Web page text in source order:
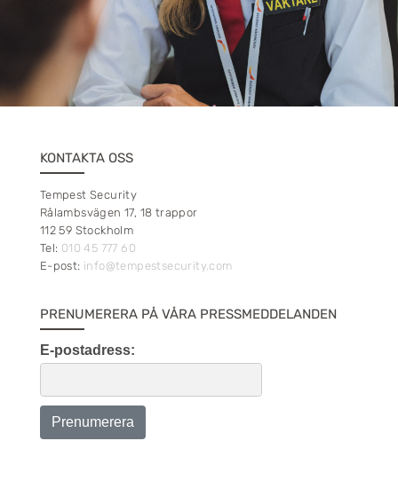
KONTAKTA OSS
Tempest Security
Rålambsvägen 17, 18 trappor
112 59 Stockholm
Tel: 010 45 777 60
E-post: info@tempestsecurity.com
PRENUMERERA PÅ VÅRA PRESSMEDDELANDEN